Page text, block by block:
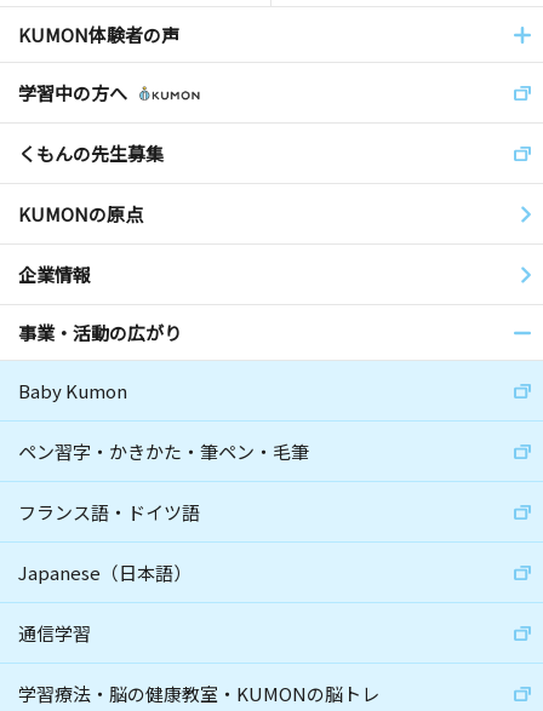
KUMON体験者の声
学習中の方へ
くもんの先生募集
KUMONの原点
企業情報
事業・活動の広がり
Baby Kumon
ペン習字・かきかた・筆ペン・毛筆
フランス語・ドイツ語
Japanese（日本語）
通信学習
学習療法・脳の健康教室・KUMONの脳トレ